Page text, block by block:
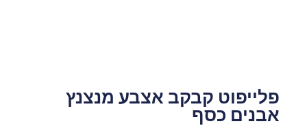
פלייפוט קבקב אצבע מנצנץ
אבנים כסף